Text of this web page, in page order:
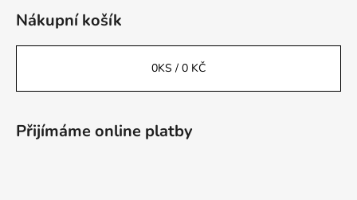
Nákupní košík
0KS / 0 KČ
Přijímáme online platby